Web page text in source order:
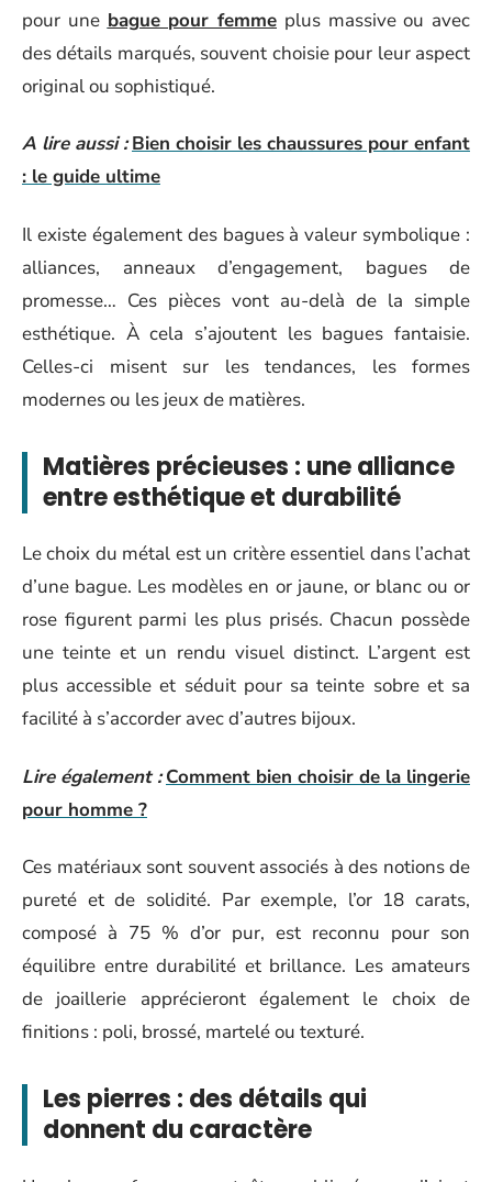
pour une bague pour femme plus massive ou avec
des détails marqués, souvent choisie pour leur aspect
original ou sophistiqué.
A lire aussi : Bien choisir les chaussures pour enfant
: le guide ultime
Il existe également des bagues à valeur symbolique :
alliances, anneaux d’engagement, bagues de
promesse… Ces pièces vont au-delà de la simple
esthétique. À cela s’ajoutent les bagues fantaisie.
Celles-ci misent sur les tendances, les formes
modernes ou les jeux de matières.
Matières précieuses : une alliance
entre esthétique et durabilité
Le choix du métal est un critère essentiel dans l’achat
d’une bague. Les modèles en or jaune, or blanc ou or
rose figurent parmi les plus prisés. Chacun possède
une teinte et un rendu visuel distinct. L’argent est
plus accessible et séduit pour sa teinte sobre et sa
facilité à s’accorder avec d’autres bijoux.
Lire également : Comment bien choisir de la lingerie
pour homme ?
Ces matériaux sont souvent associés à des notions de
pureté et de solidité. Par exemple, l’or 18 carats,
composé à 75 % d’or pur, est reconnu pour son
équilibre entre durabilité et brillance. Les amateurs
de joaillerie apprécieront également le choix de
finitions : poli, brossé, martelé ou texturé.
Les pierres : des détails qui
donnent du caractère